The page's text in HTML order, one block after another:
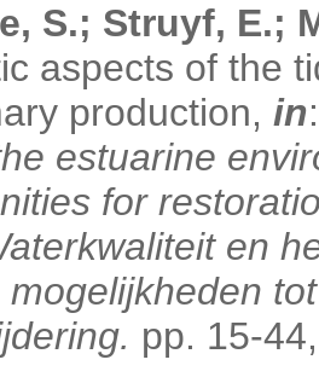
S.; Struyf, E.;
aspects of the
production, in
estuarine
for
en
pp. 15-